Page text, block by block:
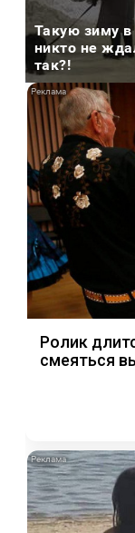
Такую зиму в
никто не
так?!
Ролик
смеяться